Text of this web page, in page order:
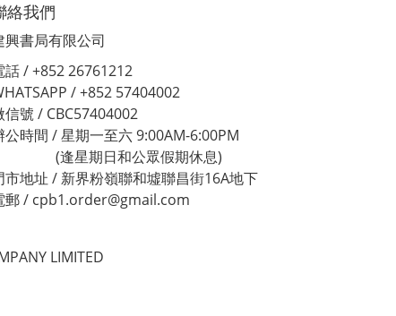
絡我們
興書局有限公司
話 / +852 26761212
/ +852 57404002
信號 / CBC57404002
公時間 / 星期一至六 9:00AM-6:00PM
(逢星期日和公眾假期休息)
市地址 / 新界粉嶺聯和墟聯昌街16A地下
郵 / cpb1.order@gmail.com
LIMITED